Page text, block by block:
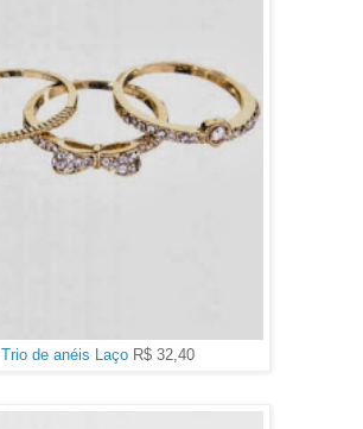
Trio de anéis LaçoR$ 32,40